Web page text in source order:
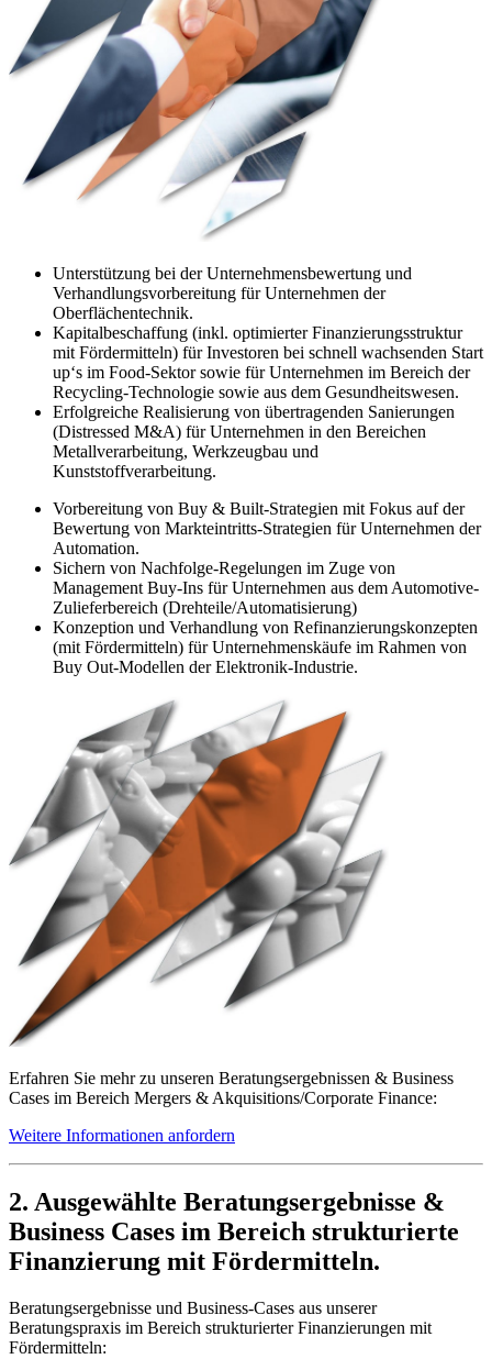
Unterstützung bei der Unternehmensbewertung und
Verhandlungsvorbereitung für Unternehmen der
Oberflächentechnik.
Kapitalbeschaffung (inkl. optimierter Finanzierungsstruktur
mit Fördermitteln) für Investoren bei schnell wachsenden Start
up‘s im Food-Sektor sowie für Unternehmen im Bereich der
Recycling-Technologie sowie aus dem Gesundheitswesen.
Erfolgreiche Realisierung von übertragenden Sanierungen
(Distressed M&A) für Unternehmen in den Bereichen
Metallverarbeitung, Werkzeugbau und
Kunststoffverarbeitung.
Vorbereitung von Buy & Built-Strategien mit Fokus auf der
Bewertung von Markteintritts-Strategien für Unternehmen der
Automation.
Sichern von Nachfolge-Regelungen im Zuge von
Management Buy-Ins für Unternehmen aus dem Automotive-
Zulieferbereich (Drehteile/Automatisierung)
Konzeption und Verhandlung von Refinanzierungskonzepten
(mit Fördermitteln) für Unternehmenskäufe im Rahmen von
Buy Out-Modellen der Elektronik-Industrie.
Erfahren Sie mehr zu unseren Beratungsergebnissen & Business
Cases im Bereich Mergers & Akquisitions/Corporate Finance:
Weitere Informationen anfordern
2. Ausgewählte Beratungsergebnisse &
Business Cases im Bereich strukturierte
Finanzierung mit Fördermitteln.
Beratungsergebnisse und Business-Cases aus unserer
Beratungspraxis im Bereich strukturierter Finanzierungen mit
Fördermitteln: